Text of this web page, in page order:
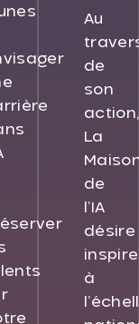
Au
de
son
action,
La
de
l’IA
désire
à